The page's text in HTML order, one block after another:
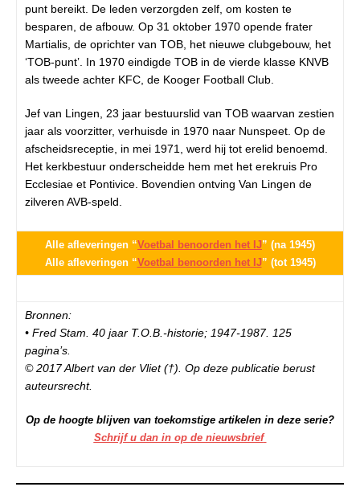
punt bereikt. De leden verzorgden zelf, om kosten te
besparen, de afbouw. Op 31 oktober 1970 opende frater
Martialis, de oprichter van TOB, het nieuwe clubgebouw, het
‘TOB-punt’. In 1970 eindigde TOB in de vierde klasse KNVB
als tweede achter KFC, de Kooger Football Club.
Jef van Lingen, 23 jaar bestuurslid van TOB waarvan zestien
jaar als voorzitter, verhuisde in 1970 naar Nunspeet. Op de
afscheidsreceptie, in mei 1971, werd hij tot erelid benoemd.
Het kerkbestuur onderscheidde hem met het erekruis Pro
Ecclesiae et Pontivice. Bovendien ontving Van Lingen de
zilveren AVB-speld.
Alle afleveringen “Voetbal benoorden het IJ” (na 1945)
Alle afleveringen “Voetbal benoorden het IJ” (tot 1945)
Bronnen:
• Fred Stam. 40 jaar T.O.B.-historie; 1947-1987. 125
pagina’s.
© 2017 Albert van der Vliet (†). Op deze publicatie berust
auteursrecht.
Op de hoogte blijven van toekomstige artikelen in deze serie?
Schrijf u dan in op de nieuwsbrief